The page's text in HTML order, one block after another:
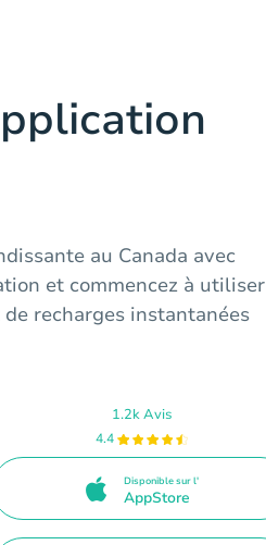
au Canada avec
et commencez à utiliser
recharges instantanées
1.2k Avis
4.4
Disponible sur l'
AppStore